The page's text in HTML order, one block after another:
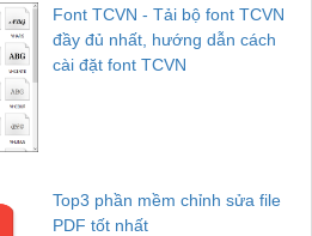
Font TCVN - Tải bộ font TCVN
đầy đủ nhất, hướng dẫn cách
cài đặt font TCVN
Top3 phần mềm chỉnh sửa file
PDF tốt nhất